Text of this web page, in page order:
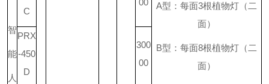
智
能
人
A型：每面3根植物灯（二
面）
B型：每面8根植物灯（二
面）
C
00
PRX
-450
D
300
00